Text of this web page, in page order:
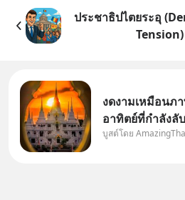
ประชาธิปไตยระอุ
Tension)
งดงามเหมือนภ
อาทิตย์ที่กำลังลั
ราม” จ.สมุทรปร
บูสต์โดย